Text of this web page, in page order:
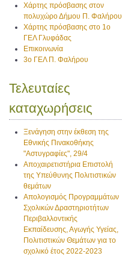
Χάρτης πρόσβασης στον
πολυχώρο Δήμου Π. Φαλήρου
Χάρτης πρόσβασης στο 1ο
ΓΕΛ Γλυφάδας
Επικοινωνία
3ο ΓΕΛ Π. Φαλήρου
Τελευταίες
καταχωρήσεις
Ξενάγηση στην έκθεση της
Εθνικής Πινακοθήκης
"Αστυγραφίες", 29/4
Αποχαιρετιστήρια Επιστολή
της Υπεύθυνης Πολιτιστικών
θεμάτων
Απολογισμός Προγραμμάτων
Σχολικών Δραστηριοτήτων
Περιβαλλοντικής
Εκπαίδευσης, Αγωγής Υγείας,
Πολιτιστικών Θεμάτων για το
σχολικό έτος 2022-2023